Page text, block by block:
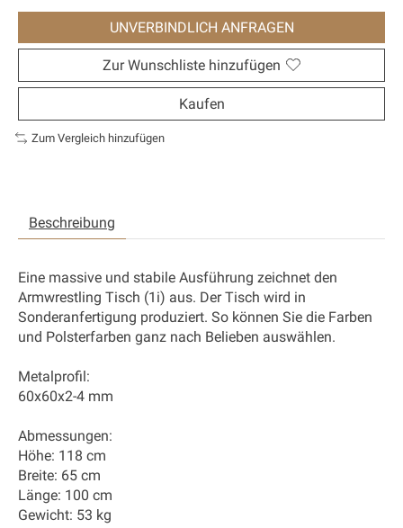
UNVERBINDLICH ANFRAGEN
Zur Wunschliste hinzufügen
Kaufen
Zum Vergleich hinzufügen
Beschreibung
Eine massive und stabile Ausführung zeichnet den
Armwrestling Tisch (1i) aus. Der Tisch wird in
Sonderanfertigung produziert. So können Sie die Farben
und Polsterfarben ganz nach Belieben auswählen.
Metalprofil:
60x60x2-4 mm
Abmessungen:
Höhe: 118 cm
Breite: 65 cm
Länge: 100 cm
Gewicht: 53 kg